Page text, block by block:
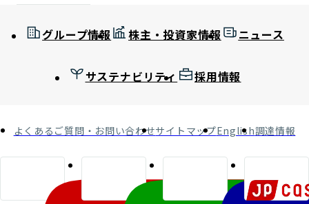
グループ情報 株主・投資家情報 ニュース
サステナビリティ 採用情報
よくあるご質問・お問い合わせサイトマップEnglish調達情報